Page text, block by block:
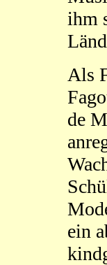
ihm
Als
de
ein